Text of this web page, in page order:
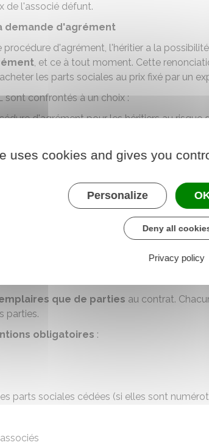
de l'associé défunt.
demande d'agrément
d'agrément, l'héritier a la
, et ce à tout moment. Cette
les parts sociales au prix fixé par un
sont confrontés à un choix :
d'agrément pour les héritiers au risque
sociales
entrer librement dans la société, au risque
décisions.
par écrit, soit par acte authentique
que de parties au contrat.
parties.
obligatoires :
parts sociales cédées (si elles sont
uses cookies and gives you
Personalize
Deny all
Privacy policy